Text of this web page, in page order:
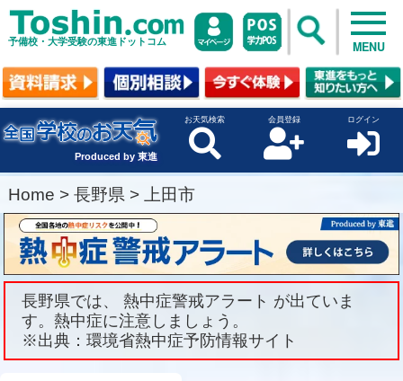
予備校・大学受験の東進ドットコム MENU
Produced by 東進
お天気検索 会員登録 ログイン
Home > 長野県 > 上田市
長野県では、 熱中症警戒アラート が出ていま
す。熱中症に注意しましょう。
※出典：環境省熱中症予防情報サイト